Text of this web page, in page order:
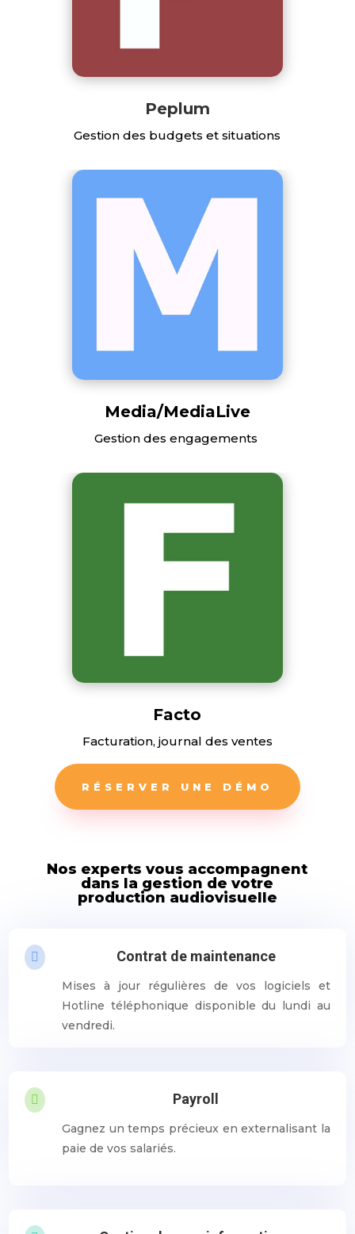
Peplum
Gestion des budgets et situations
Media/MediaLive
Gestion des engagements
Facto
Facturation, journal des ventes
RÉSERVER UNE DÉMO
Nos experts vous accompagnent
dans la gestion de votre
production audiovisuelle
 Contrat de maintenance
Mises à jour régulières de vos logiciels et
Hotline téléphonique disponible du lundi au
vendredi.
 Payroll
Gagnez un temps précieux en externalisant la
paie de vos salariés.